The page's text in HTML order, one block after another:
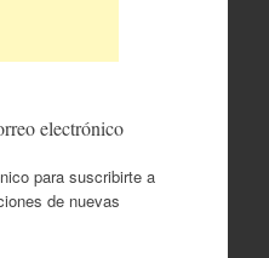
electrónico
para suscribirte a
de nuevas